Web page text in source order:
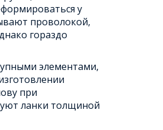
у
проволокой,
гораздо
элементами,
при
ланки толщиной